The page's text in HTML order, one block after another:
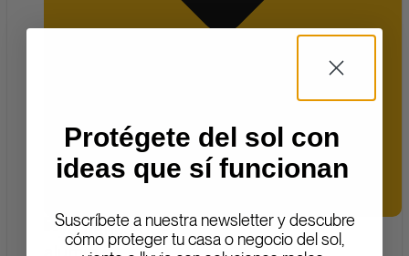
Protégete del sol con
ideas que sí funcionan
Suscríbete a nuestra newsletter y descubre
cómo proteger tu casa o negocio del sol,